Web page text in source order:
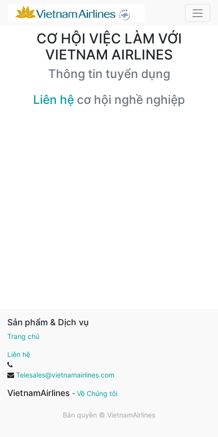
CƠ HỘI VIỆC LÀM VỚI
VIETNAM AIRLINES
Thông tin tuyển dụng
Liên hệ cơ hội nghề nghiệp
Sản phẩm & Dịch vụ
Trang chủ
Liên hệ
Telesales@vietnamairlines.com
VietnamAirlines - Về Chúng tôi
Bản quyền © VietnamAirlines